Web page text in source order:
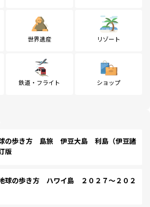
世界遺産 リゾート
鉄道・フライト ショップ
の歩き方 島旅 伊豆大島 利島（伊豆諸
版
球の歩き方 ハワイ島 ２０２７～２０２